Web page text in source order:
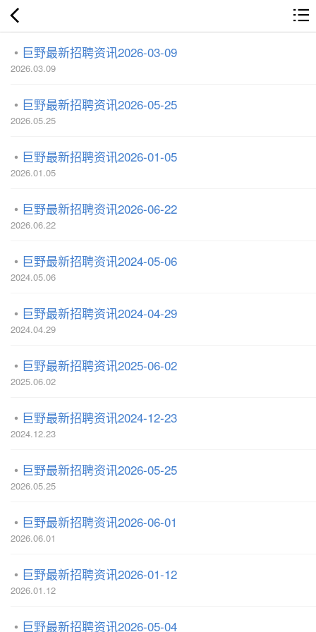
巨野最新招聘资讯2026-03-09
2026.03.09
巨野最新招聘资讯2026-05-25
2026.05.25
巨野最新招聘资讯2026-01-05
2026.01.05
巨野最新招聘资讯2026-06-22
2026.06.22
巨野最新招聘资讯2024-05-06
2024.05.06
巨野最新招聘资讯2024-04-29
2024.04.29
巨野最新招聘资讯2025-06-02
2025.06.02
巨野最新招聘资讯2024-12-23
2024.12.23
巨野最新招聘资讯2026-05-25
2026.05.25
巨野最新招聘资讯2026-06-01
2026.06.01
巨野最新招聘资讯2026-01-12
2026.01.12
巨野最新招聘资讯2026-05-04